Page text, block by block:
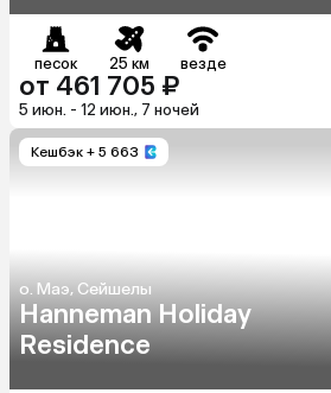
песок 25 км везде
от 461 705 ₽
5 июн. - 12 июн., 7 ночей
Кешбэк + 5 663
о. Маэ, Сейшелы
Hanneman Holiday
Residence